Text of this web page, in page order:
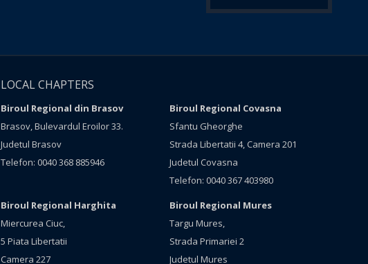
LOCAL CHAPTERS
Biroul Regional din Brasov
Brasov, Bulevardul Eroilor 33.
Judetul Brasov
Telefon: 0040 368 885946
Biroul Regional Covasna
Sfantu Gheorghe
Strada Libertatii 4, Camera 201
Judetul Covasna
Telefon: 0040 367 403980
Biroul Regional Harghita
Miercurea Ciuc,
5 Piata Libertatii
Camera 227
Biroul Regional Mures
Targu Mures,
Strada Primariei 2
Judetul Mures